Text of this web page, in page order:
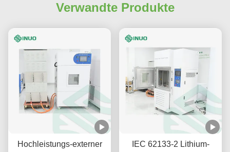
Verwandte Produkte
Hochleistungs-externer
IEC 62133-2 Lithium-